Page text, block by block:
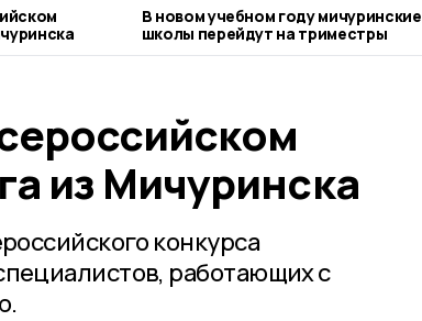
В новом учебном году мичуринские
школы перейдут на триместры
из Мичуринска
конкурса
работающих с